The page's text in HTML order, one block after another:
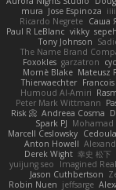
mura Jose Espinoza
Ricardo Negrete Саша
Paul R LeBlanc vikky
Tony Johnson
The Name Brand
Foxokles garzatron
Mornè Blake Mateusz
Thierwaechter
Humoud Al-Amiri
Peter Mark Wittmann
Risk 📀 Andreea Cosma
Spark PJ Mohamad
Marcell Ceslowsky
Anton Howell
Derek Wight 幸史 松下
yuijung seo
Imagined
Jason Cuthbertson
Robin Nuen jeffsarge